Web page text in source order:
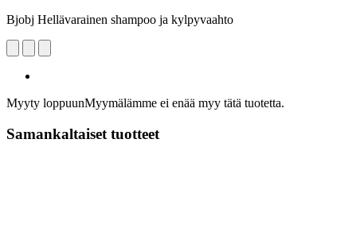
Bjobj Hellävarainen shampoo ja kylpyvaahto
Myyty loppuunMyymälämme ei enää myy tätä tuotetta.
Samankaltaiset tuotteet